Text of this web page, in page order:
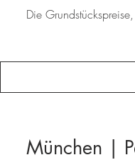
Die
München |